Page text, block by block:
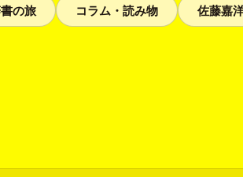
の旅 コラム・読み物
佐藤嘉